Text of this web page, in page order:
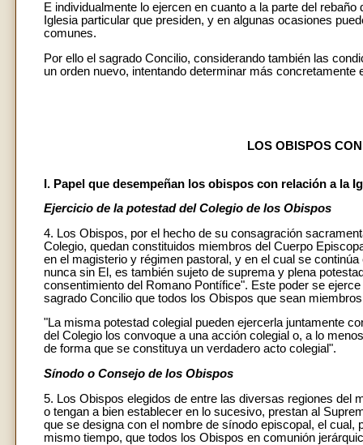
E individualmente lo ejercen en cuanto a la parte del
Iglesia particular que presiden, y en algunas ocasiones
comunes.
Por ello el sagrado Concilio, considerando también las
un orden nuevo, intentando determinar más
LOS OBISPOS
I. Papel que desempeñan los obispos con relación a la
Ejercicio de la potestad del Colegio de los Obispos
4. Los Obispos, por el hecho de su consagración
Colegio, quedan constituidos miembros del Cuerpo
en el magisterio y régimen pastoral, y en el cual se
nunca sin El, es también sujeto de suprema y plena
consentimiento del Romano Pontífice". Este poder se
sagrado Concilio que todos los Obispos que sean
"La misma potestad colegial pueden ejercerla juntamente
del Colegio los convoque a una acción colegial o, a lo
de forma que se constituya un verdadero acto colegial".
Sínodo o Consejo de los Obispos
5. Los Obispos elegidos de entre las diversas regiones del
o tengan a bien establecer en lo sucesivo, prestan al
que se designa con el nombre de sínodo episcopal, el
mismo tiempo, que todos los Obispos en comunión